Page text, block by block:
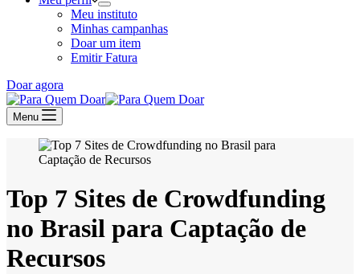
Meu instituto
Minhas campanhas
Doar um item
Emitir Fatura
Doar agora
Menu
Top 7 Sites de Crowdfunding
no Brasil para Captação de
Recursos